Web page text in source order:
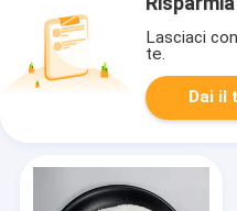
Lasciaci
te.
Dai il